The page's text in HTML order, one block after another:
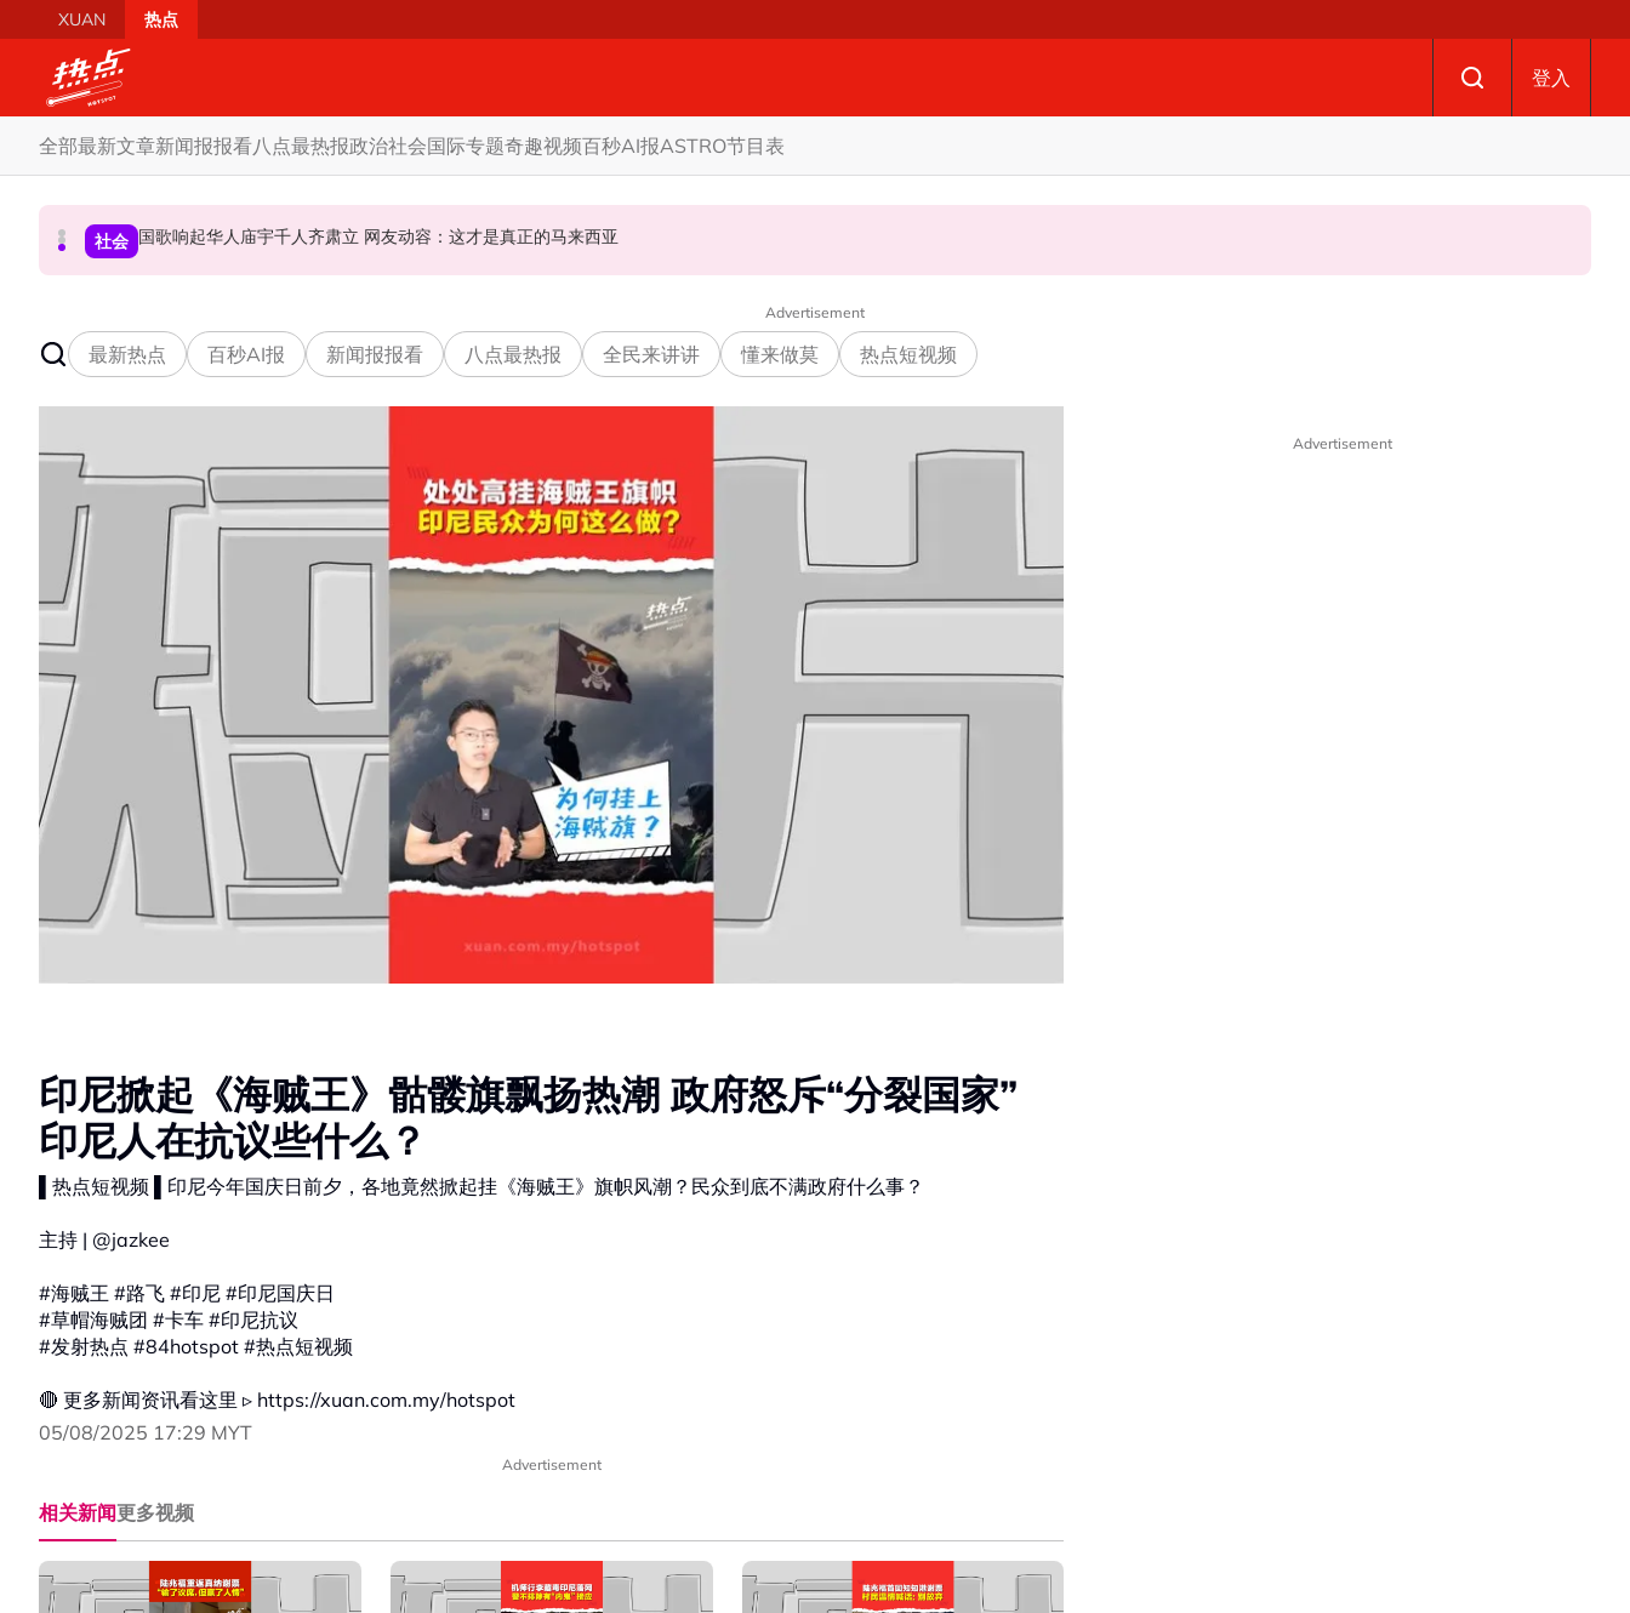
Skip to main content
XUAN 热点
登入
全部最新文章新闻报报看八点最热报政治社会国际专题奇趣视频百秒AI报ASTRO节目表
政治 马六甲州选 | 开放看待甲州选合作模式 国盟: 协商互换议席没问题
社会 国歌响起华人庙宇千人齐肃立 网友动容：这才是真正的马来西亚
政治 不点名调侃刘天球加入全民党 邓章钦：以为去当马华总会长
Advertisement
最新热点 百秒AI报 新闻报报看 八点最热报 全民来讲讲 懂来做莫 热点短视频
印尼掀起《海贼王》骷髅旗飘扬热潮 政府怒斥“分裂国家”
印尼人在抗议些什么？
▌热点短视频 ▌印尼今年国庆日前夕，各地竟然掀起挂《海贼王》旗帜风潮？民众到底不满政府什么事？
主持 | @jazkee
#海贼王 #路飞 #印尼 #印尼国庆日
#草帽海贼团 #卡车 #印尼抗议
#发射热点 #84hotspot #热点短视频
🔴 更多新闻资讯看这里 ▹ https://xuan.com.my/hotspot
05/08/2025 17:29 MYT
Advertisement
相关新闻更多视频
Advertisement